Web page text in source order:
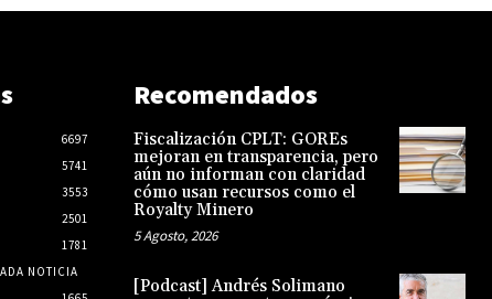
6697
5741
3553
2501
1781
NOTICIA
Recomendados
Fiscalización CPLT: GOREs
mejoran en transparencia, pero
aún no informan con claridad
cómo usan recursos como el
Royalty Minero
5 Agosto, 2026
[Podcast] Andrés Solimano